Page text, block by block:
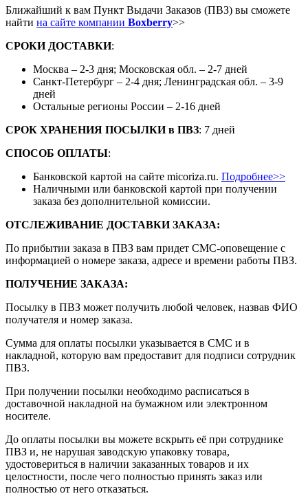
Ближайший к вам Пункт Выдачи Заказов (ПВЗ) вы сможете
найти на сайте компании Boxberry>>
СРОКИ ДОСТАВКИ:
Москва – 2-3 дня; Московская обл. – 2-7 дней
Санкт-Петербург – 2-4 дня; Ленинградская обл. – 3-9
дней
Остальные регионы России – 2-16 дней
СРОК ХРАНЕНИЯ ПОСЫЛКИ в ПВЗ: 7 дней
СПОСОБ ОПЛАТЫ:
Банковской картой на сайте micoriza.ru. Подробнее>>
Наличными или банковской картой при получении
заказа без дополнительной комиссии.
ОТСЛЕЖИВАНИЕ ДОСТАВКИ ЗАКАЗА:
По прибытии заказа в ПВЗ вам придет СМС-оповещение с
информацией о номере заказа, адресе и времени работы ПВЗ.
ПОЛУЧЕНИЕ ЗАКАЗА:
Посылку в ПВЗ может получить любой человек, назвав ФИО
получателя и номер заказа.
Сумма для оплаты посылки указывается в СМС и в
накладной, которую вам предоставит для подписи сотрудник
ПВЗ.
При получении посылки необходимо расписаться в
доставочной накладной на бумажном или электронном
носителе.
До оплаты посылки вы можете вскрыть её при сотруднике
ПВЗ и, не нарушая заводскую упаковку товара,
удостовериться в наличии заказанных товаров и их
целостности, после чего полностью принять заказ или
полностью от него отказаться.